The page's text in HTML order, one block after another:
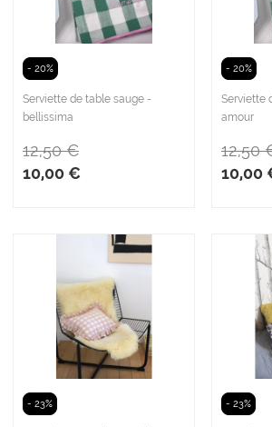
- 20%
Serviette de table sauge -
bellissima
10,00 €
12,50 €
- 20%
Serviette
amour
10,00
12,50
- 23% - 23%